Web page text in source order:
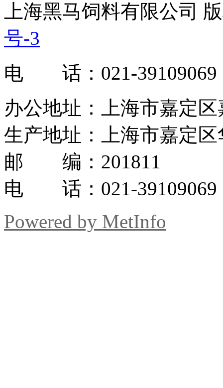
上海黑马饲料有限公司
号-3
电 话：021-39109069
办公地址：上海市嘉定
生产地址：上海市嘉定
邮 编：201811
电 话：021-39109069
Powered by MetInfo